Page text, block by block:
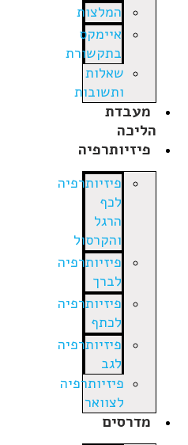
המלצות
איימקס
בתקשורת
שאלות
ותשובות
מעבדת
הליכה
פיזיותרפיה
פיזיותרפיה
לכף
הרגל
והקרסול
פיזיותרפיה
לברך
פיזיותרפיה
לכתף
פיזיותרפיה
לגב
פיזיותרפיה
לצוואר
מדרסים